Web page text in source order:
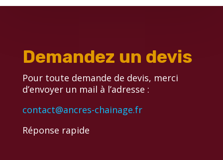
Demandez un devis
Pour toute demande de devis, merci
d’envoyer un mail à l’adresse :
contact@ancres-chainage.fr
Réponse rapide